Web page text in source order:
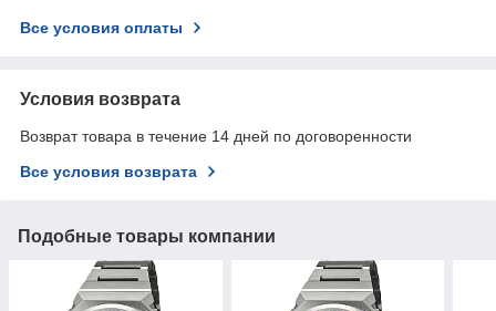
Все условия оплаты
Условия возврата
Возврат товара в течение 14 дней по договоренности
Все условия возврата
Подобные товары компании